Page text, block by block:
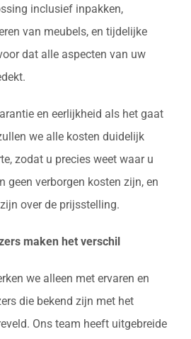
inclusief inpakken,
van meubels, en tijdelijke
dat alle aspecten van uw
en eerlijkheid als het gaat
we alle kosten duidelijk
zodat u precies weet waar u
geen verborgen kosten zijn, en
over de prijsstelling.
maken het verschil
we alleen met ervaren en
die bekend zijn met het
Ons team heeft uitgebreide